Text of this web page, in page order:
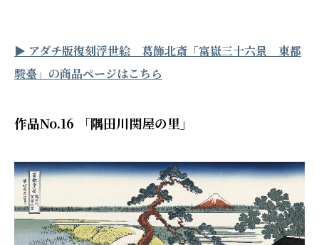
▶︎ アダチ版復刻浮世絵 葛飾北斎「富嶽三十六景 東都
駿臺」の商品ページはこちら
作品No.16 「隅田川関屋の里」